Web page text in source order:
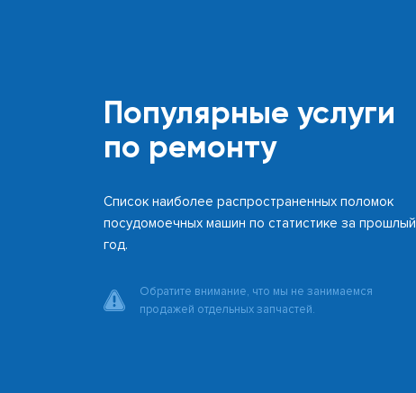
Популярные услуги
по ремонту
Список наиболее распространенных поломок
посудомоечных машин по статистике за прошлый
год.
Обратите внимание, что мы не занимаемся
продажей отдельных запчастей.